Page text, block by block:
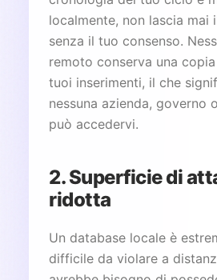
localmente, non lascia mai
senza il tuo consenso.
remoto conserva una
tuoi inserimenti, il che
nessuna azienda, governo
può accedervi.
2. Superficie di
ridotta
Un database locale è
difficile da violare a